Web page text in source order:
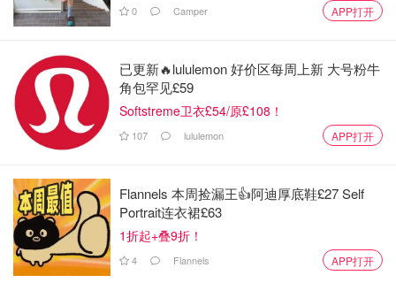
0 Camper APP打开
已更新🔥lululemon 好价区每周上新 大号粉牛
角包罕见£59
Softstreme卫衣£54/原£108！
107 lululemon APP打开
Flannels 本周捡漏王👍阿迪厚底鞋£27 Self
Portrait连衣裙£63
1折起+叠9折！
4 Flannels APP打开